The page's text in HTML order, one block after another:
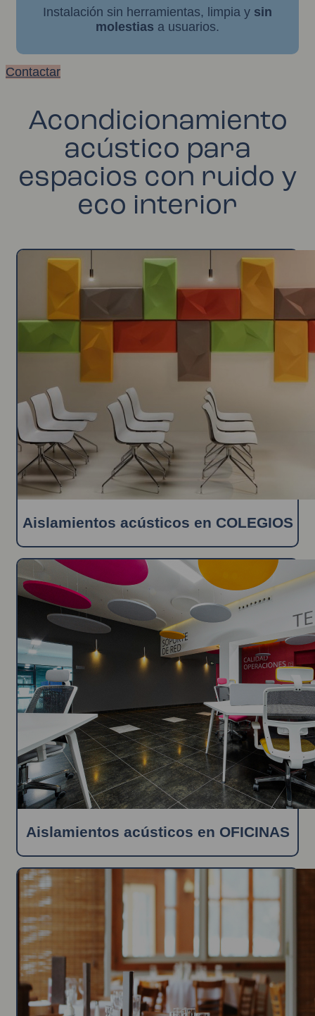
Instalación sin herramientas, limpia y sin
molestias a usuarios.
Contactar
Acondicionamiento
acústico para
espacios con ruido y
eco interior
Aislamientos acústicos en COLEGIOS
Aislamientos acústicos en OFICINAS